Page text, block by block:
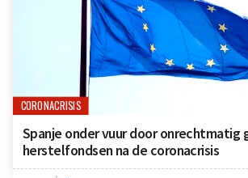
CORONACRISIS
Spanje onder vuur door onrechtmatig
herstelfondsen na de coronacrisis